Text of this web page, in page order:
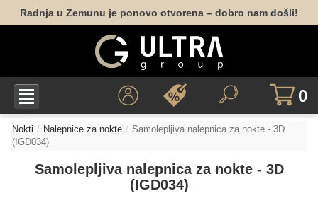
Radnja u Zemunu je ponovo otvorena – dobro nam došli!
0
Nokti Nalepnice za nokte
Samolepljiva nalepnica za nokte - 3D
(IGD034)
Samolepljiva nalepnica za nokte - 3D
(IGD034)